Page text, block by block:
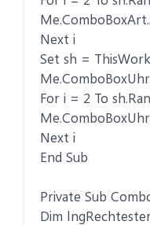
Next i
Set sh =
For i = 2 To
Next i
End Sub
Private Sub
Dim